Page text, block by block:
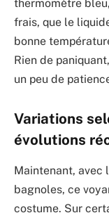
thermomètre
frais, que le
bonne
Rien de
un peu de
Variations
évolutions
Maintenant, avec
bagnoles, ce
costume. Sur